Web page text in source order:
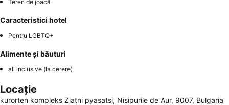
Teren de joacă
Caracteristici hotel
Pentru LGBTQ+
Alimente și băuturi
all inclusive (la cerere)
Locație
kurorten kompleks Zlatni pyasatsi, Nisipurile de Aur, 9007, Bulgaria